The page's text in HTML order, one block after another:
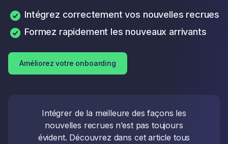
Intégrez correctement vos nouvelles recrues
Formez rapidement les nouveaux arrivants
Améliorez votre onboarding
Intégrer de la meilleure des façons les
nouvelles recrues n’est pas toujours
évident. Découvrez dans cet article tous